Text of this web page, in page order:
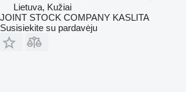
Lietuva, Kužiai
JOINT STOCK COMPANY KASLITA
Susisiekite su pardavėju